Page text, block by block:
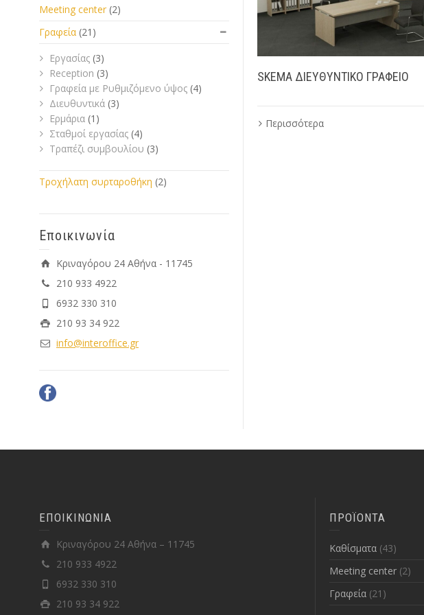
SKEMA ΔΙΕΥΘΥΝΤΙΚΟ ΓΡΑΦΕΙΟ
Περισσότερα
Meeting center (2)
Γραφεία (21)
Eργασίας (3)
Reception (3)
Γραφεία με Ρυθμιζόμενο ύψος (4)
Διευθυντικά (3)
Ερμάρια (1)
Σταθμοί εργασίας (4)
Τραπέζι συμβουλίου (3)
Τροχήλατη συρταροθήκη (2)
Εποικινωνία
Κριναγόρου 24 Αθήνα - 11745
210 933 4922
6932 330 310
210 93 34 922
info@interoffice.gr
ΕΠΟΙΚΙΝΩΝΙΑ
Κριναγόρου 24 Αθήνα – 11745
210 933 4922
6932 330 310
210 93 34 922
ΠΡΟΪΟΝΤΑ
Kαθίσματα (43)
Meeting center (2)
Γραφεία (21)